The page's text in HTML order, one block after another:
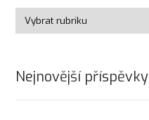
Nejnovější příspěvky